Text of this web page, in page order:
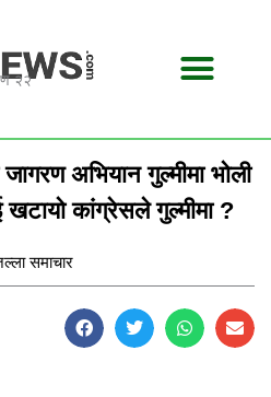
२२
अभियान गुल्मीमा भोली
कांग्रेसले गुल्मीमा ?
समाचार